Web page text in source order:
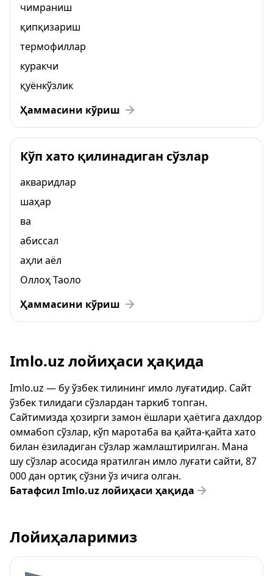
чимраниш
қипқизариш
термофиллар
куракчи
қуёнкўзлик
Ҳаммасини кўриш
Кўп хато қилинадиган сўзлар
акваридлар
шаҳар
ва
абиссал
аҳли аёл
Оллоҳ Таоло
Ҳаммасини кўриш
Imlo.uz лойиҳаси ҳақида
Imlo.uz — бу ўзбек тилининг имло луғатидир. Сайт
ўзбек тилидаги сўзлардан таркиб топган.
Сайтимизда ҳозирги замон ёшлари ҳаётига дахлдор
оммабоп сўзлар, кўп маротаба ва қайта-қайта хато
билан ёзиладиган сўзлар жамлаштирилган. Мана
шу сўзлар асосида яратилган имло луғати сайти, 87
000 дан ортиқ сўзни ўз ичига олган.
Батафсил Imlo.uz лойиҳаси ҳақида
Лойиҳаларимиз